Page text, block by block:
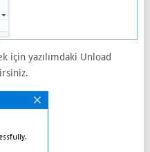
için yazılımdaki Unload